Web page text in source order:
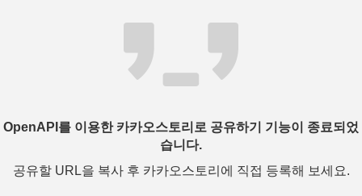
OpenAPI를 이용한 카카오스토리로 공유하기 기능이 종료되었
습니다.
공유할 URL을 복사 후 카카오스토리에 직접 등록해 보세요.